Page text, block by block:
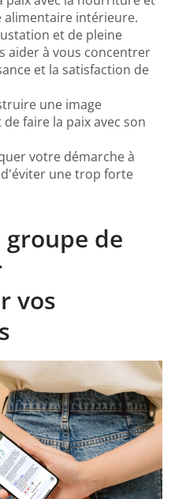
alimentaire intérieure.
et de pleine
aider à vous concentrer
et la satisfaction de
une image
faire la paix avec son
votre démarche à
une trop forte
groupe de
vos